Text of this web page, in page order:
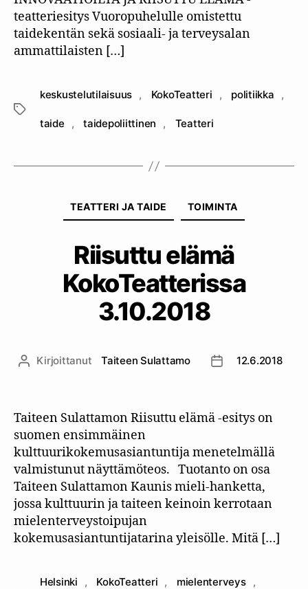
teatteriesitys Vuoropuhelulle omistettu
taidekentän sekä sosiaali- ja terveysalan
ammattilaisten […]
Avainsanat
keskustelutilaisuus , KokoTeatteri , politiikka ,
taide , taidepoliittinen , Teatteri
TEATTERI JA TAIDE TOIMINTA
Riisuttu elämä
KokoTeatterissa
3.10.2018
Kirjoittaja
Kirjoittanut Taiteen Sulattamo 12.6.2018
Taiteen Sulattamon Riisuttu elämä -esitys on
suomen ensimmäinen
kulttuurikokemusasiantuntija menetelmällä
valmistunut näyttämöteos. Tuotanto on osa
Taiteen Sulattamon Kaunis mieli-hanketta,
jossa kulttuurin ja taiteen keinoin kerrotaan
mielenterveystoipujan
kokemusasiantuntijatarina yleisölle. Mitä […]
Helsinki , KokoTeatteri , mielenterveys ,